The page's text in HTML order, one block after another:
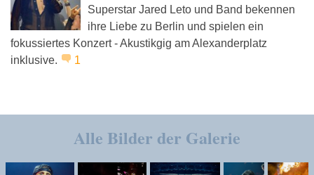
Superstar Jared Leto und Band bekennen
ihre Liebe zu Berlin und spielen ein
fokussiertes Konzert - Akustikgig am Alexanderplatz
inklusive.
1
Alle Bilder der Galerie